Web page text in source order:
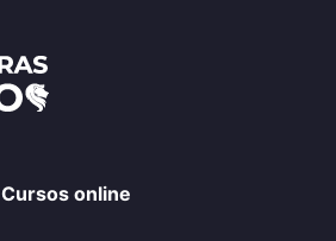
Cursos online